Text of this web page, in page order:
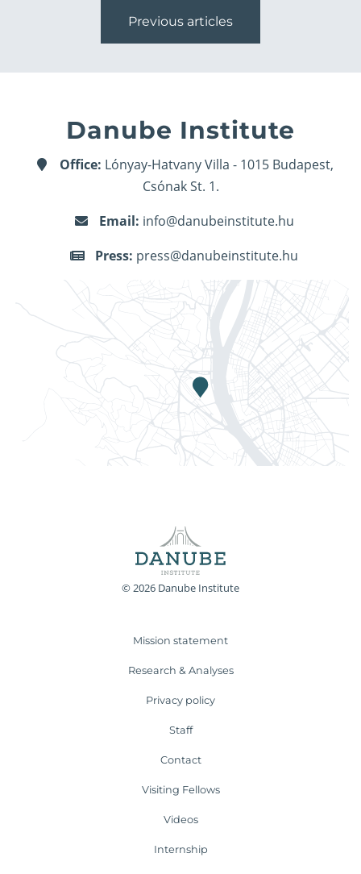
Previous articles
Danube Institute
Office: Lónyay-Hatvany Villa - 1015 Budapest,
Csónak St. 1.
Email: info@danubeinstitute.hu
Press: press@danubeinstitute.hu
© 2026 Danube Institute
Mission statement
Research & Analyses
Privacy policy
Staff
Contact
Visiting Fellows
Videos
Internship